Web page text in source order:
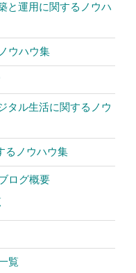
と運用に関するノウハ
ウハウ集
タル生活に関するノウ
るノウハウ集
ログ概要
覧